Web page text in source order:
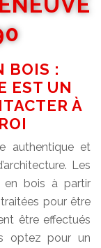
BOIS :
EST UN
À
authentique et
Les
en bois à partir
pour être
être effectués
optez pour un